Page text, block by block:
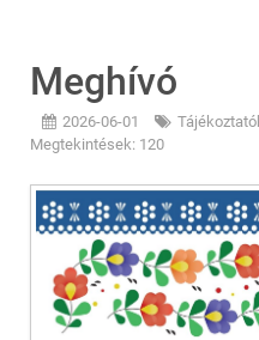
Meghívó
2026-06-01
Megtekintések: 120